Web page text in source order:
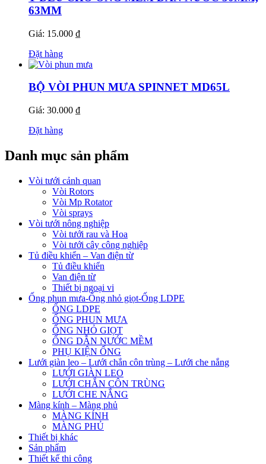
63MM
Giá: 15.000 ₫
Đặt hàng
BỘ VÒI PHUN MƯA SPINNET MD65L
Giá: 30.000 ₫
Đặt hàng
Danh mục sản phẩm
Vòi tưới cảnh quan
Vòi Rotors
Vòi Mp Rotator
Vòi sprays
Vòi tưới nông nghiệp
Vòi tưới rau và Hoa
Vòi tưới cây công nghiệp
Tủ điều khiển – Van điện từ
Tủ điều khiển
Van điện từ
Thiết bị ngoại vi
Ống phun mưa-Ống nhỏ giọt-Ống LDPE
ỐNG LDPE
ỐNG PHUN MƯA
ỐNG NHỎ GIỌT
ỐNG DẪN NƯỚC MỀM
PHỤ KIỆN ỐNG
Lưới giàn leo – Lưới chắn côn trùng – Lưới che nắng
LƯỚI GIÀN LEO
LƯỚI CHẮN CÔN TRÙNG
LƯỚI CHE NẮNG
Màng kính – Màng phủ
MÀNG KÍNH
MÀNG PHỦ
Thiết bị khác
Sản phẩm
Thiết kế thi công